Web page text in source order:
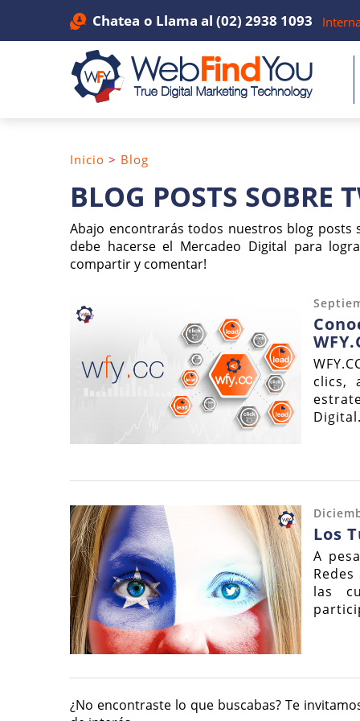
Chatea o Llama al (02) 2938 1093
BLOG POSTS SOBRE
Inicio > Blog
Abajo encontrarás todos nuestros blog posts
debe hacerse el Mercadeo Digital para
compartir y comentar!
clics,
Digital.
Los
A
las
¿No encontraste lo que buscabas? Te